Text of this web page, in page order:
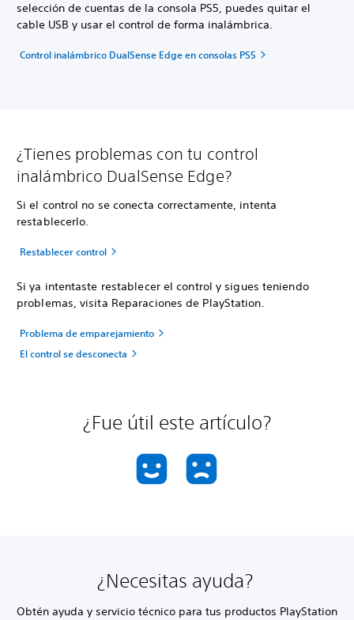
selección de cuentas de la consola PS5, puedes quitar el
cable USB y usar el control de forma inalámbrica.
Control inalámbrico DualSense Edge en consolas PS5
¿Tienes problemas con tu control
inalámbrico DualSense Edge?
Si el control no se conecta correctamente, intenta
restablecerlo.
Restablecer control
Si ya intentaste restablecer el control y sigues teniendo
problemas, visita Reparaciones de PlayStation.
Problema de emparejamiento
El control se desconecta
¿Fue útil este artículo?
¿Necesitas ayuda?
Obtén ayuda y servicio técnico para tus productos PlayStation